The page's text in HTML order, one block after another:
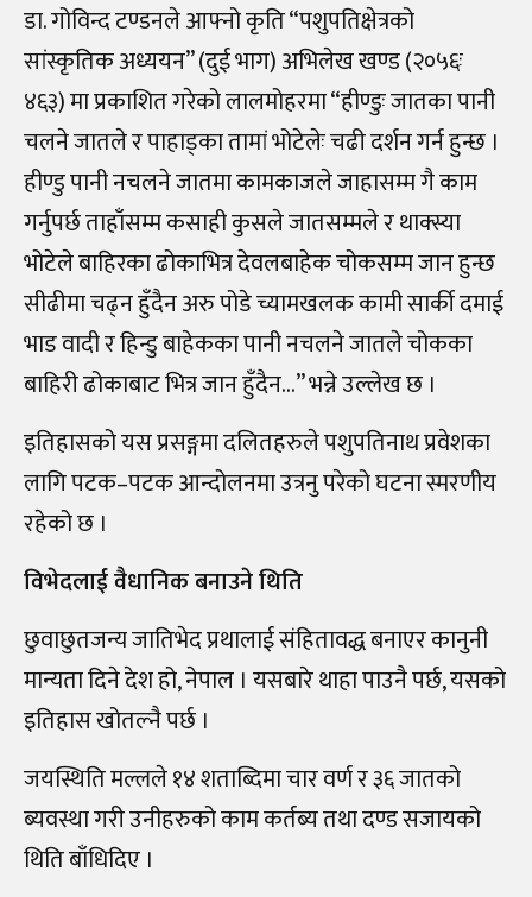
डा. गोविन्द टण्डनले आफ्नो कृति “पशुपतिक्षेत्रको
सांस्कृतिक अध्ययन” (दुई भाग) अभिलेख खण्ड (२०५६ः
४६३) मा प्रकाशित गरेको लालमोहरमा “हीण्डुः जातका पानी
चलने जातले र पाहाड्का तामां भोटेलेः चढी दर्शन गर्न हुन्छ ।
हीण्डु पानी नचलने जातमा कामकाजले जाहासम्म गै काम
गर्नुपर्छ ताहाँसम्म कसाही कुसले जातसम्मले र थाक्स्या
भोटेले बाहिरका ढोकाभित्र देवलबाहेक चोकसम्म जान हुन्छ
सीढीमा चढ्न हुँदैन अरु पोडे च्यामखलक कामी सार्की दमाई
भाड वादी र हिन्डु बाहेकका पानी नचलने जातले चोकका
बाहिरी ढोकाबाट भित्र जान हुँदैन…” भन्ने उल्लेख छ ।
इतिहासको यस प्रसङ्गमा दलितहरुले पशुपतिनाथ प्रवेशका
लागि पटक–पटक आन्दोलनमा उत्रनु परेको घटना स्मरणीय
रहेको छ ।
विभेदलाई वैधानिक बनाउने थिति
छुवाछुतजन्य जातिभेद प्रथालाई संहितावद्ध बनाएर कानुनी
मान्यता दिने देश हो, नेपाल । यसबारे थाहा पाउनै पर्छ, यसको
इतिहास खोतल्नै पर्छ ।
जयस्थिति मल्लले १४ शताब्दिमा चार वर्ण र ३६ जातको
ब्यवस्था गरी उनीहरुको काम कर्तब्य तथा दण्ड सजायको
थिति बाँधिदिए ।